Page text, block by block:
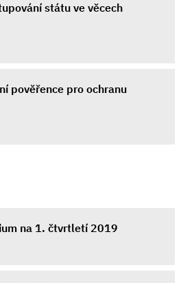
státu ve věcech
pověřence pro ochranu
na 1. čtvrtletí 2019